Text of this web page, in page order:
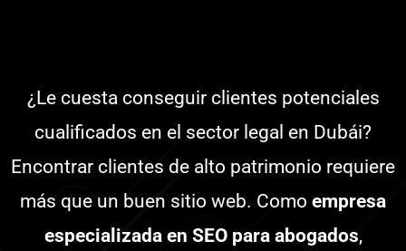
¿Le cuesta conseguir clientes potenciales
cualificados en el sector legal en Dubái?
Encontrar clientes de alto patrimonio requiere
más que un buen sitio web. Como empresa
especializada en SEO para abogados,